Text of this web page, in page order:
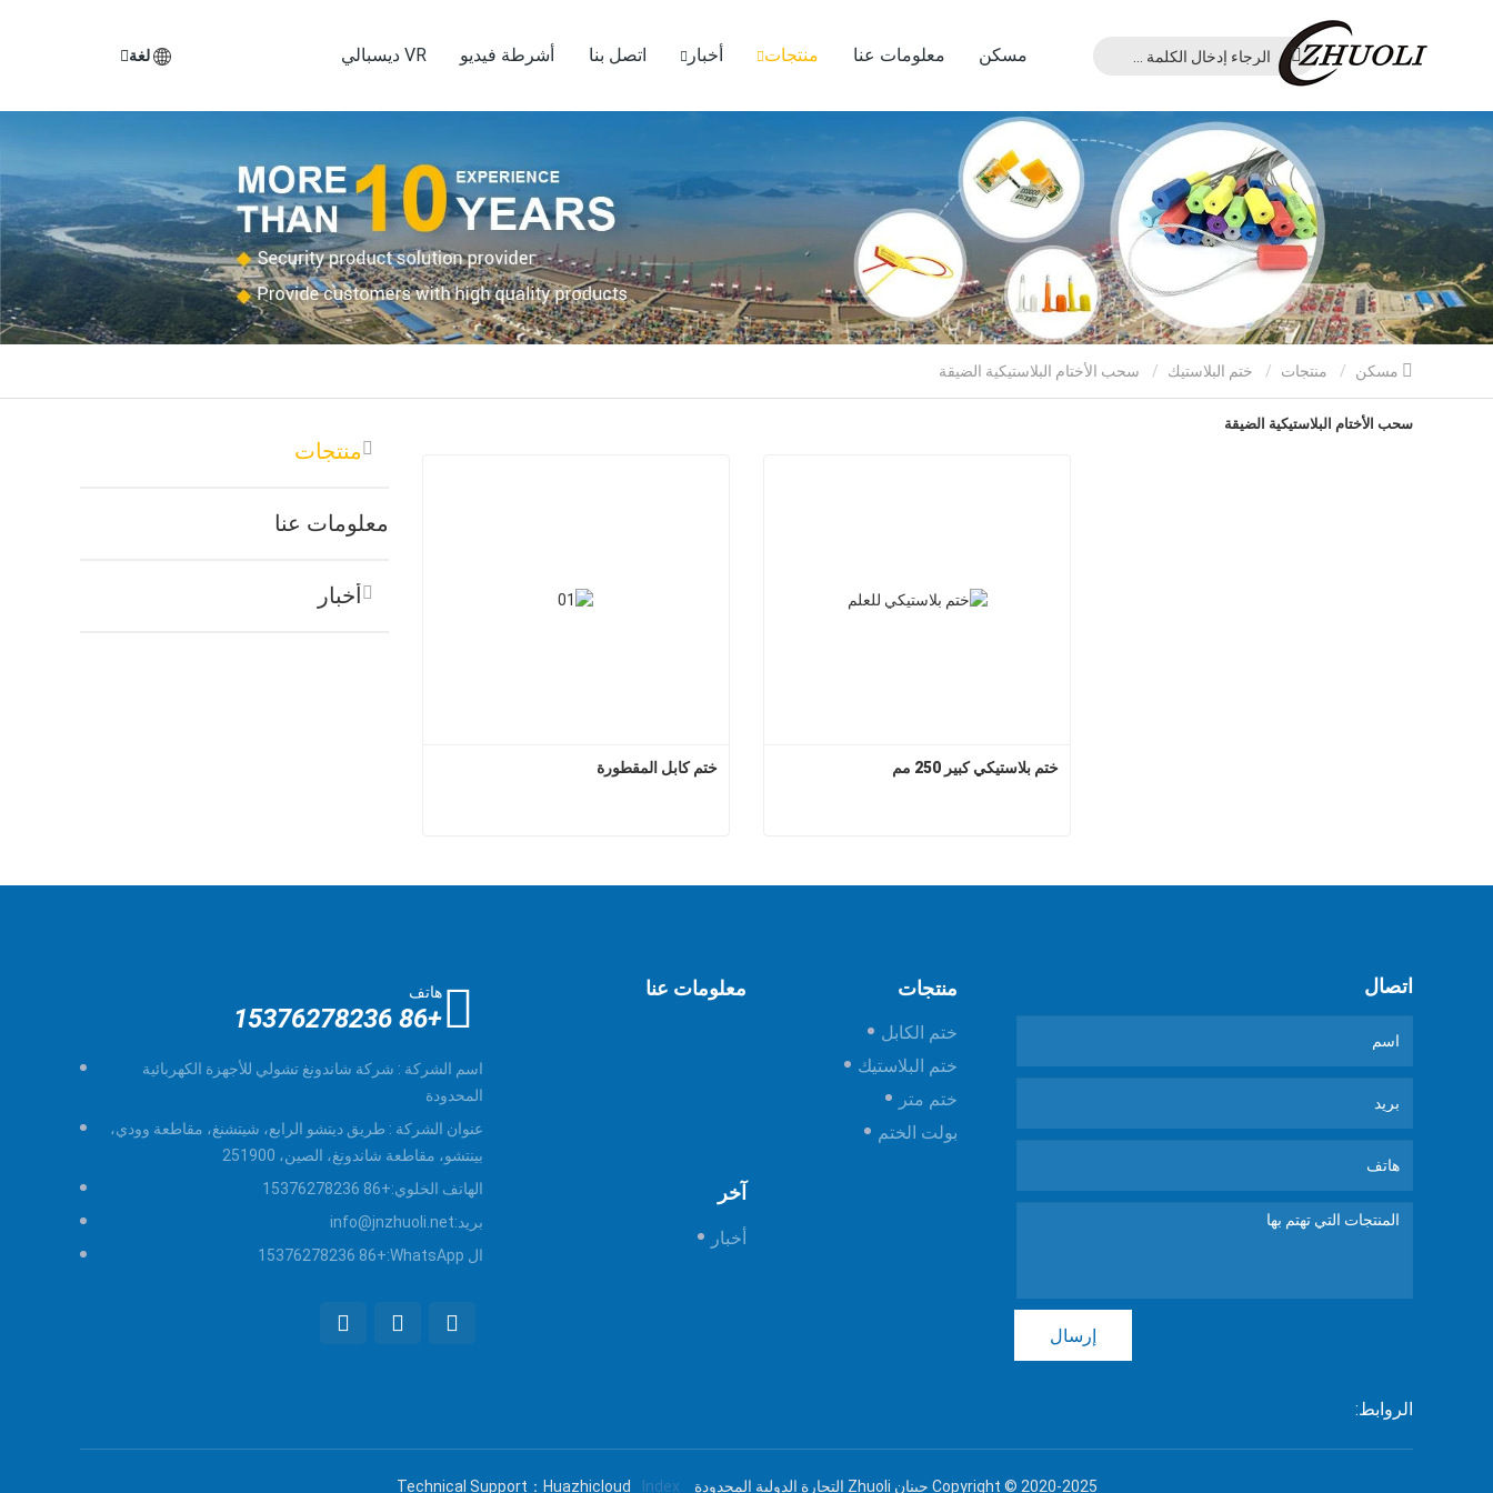
مسكن معلومات عنا منتجات أخبار اتصل بنا أشرطة فيديو VR ديسبالي لغة
منتجات ختم البلاستيك
منتجات
معلومات عنا
أخبار
سحب الأختام البلاستيكية الضيقة
ختم كابل المقطورة
اتصل الآن
ختم بلاستيكي كبير 250 مم
اتصل الآن
هاتف
+86 15376278236
اسم الشركة : شركة شاندونغ تشولي للأجهزة الكهربائية
المحدودة
عنوان الشركة : طريق ديتشو الرابع، شيتشنغ، مقاطعة وودي،
بينتشو، مقاطعة شاندونغ، الصين، 251900
الهاتف الخلوي:+86 15376278236
بريد:info@jnzhuoli.net
ال WhatsApp:
+86 15376278236
معلومات عنا منتجات
ختم الكابل
ختم البلاستيك
ختم متر
بولت الختم
آخر
أخبار
اتصال
إرسال
الروابط:
Copyright © 2020-2025 جينان Zhuoli التجارة الدولية المحدودة Technical Support：Huazhicloud Index